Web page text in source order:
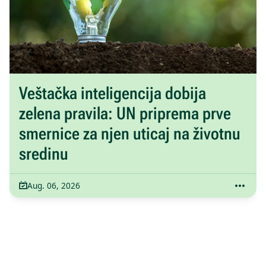
Veštačka inteligencija dobija
zelena pravila: UN priprema prve
smernice za njen uticaj na životnu
sredinu
Aug. 06, 2026